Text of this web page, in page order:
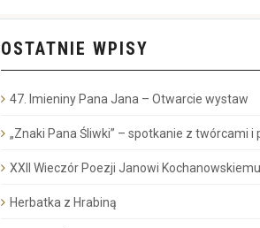
OSTATNIE WPISY
47. Imieniny Pana Jana – Otwarcie wystaw
„Znaki Pana Śliwki” – spotkanie z twórcami i
XXII Wieczór Poezji Janowi Kochanowskiemu
Herbatka z Hrabiną